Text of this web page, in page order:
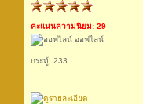
คะแนนความนิยม: 29
ออฟไลน์
กระทู้: 233